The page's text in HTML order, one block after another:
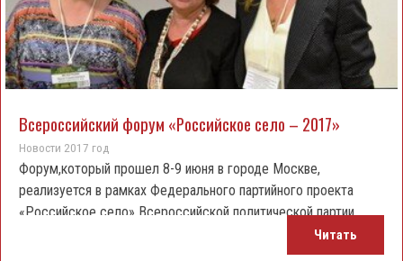
Всероссийский форум «Российское село – 2017»
Новости 2017 год
Форум,который прошел 8-9 июня в городе Москве,
реализуется в рамках Федерального партийного проекта
«Российское село» Всероссийской политической партии
Читать